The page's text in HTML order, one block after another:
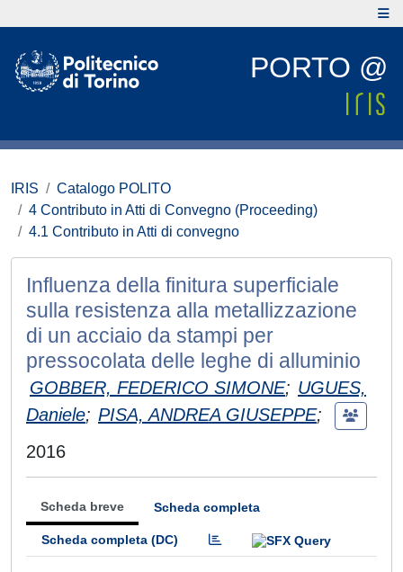
PORTO @
IRIS
Catalogo POLITO
4 Contributo in Atti di Convegno (Proceeding)
4.1 Contributo in Atti di convegno
Influenza della finitura superficiale
sulla resistenza alla metallizzazione
di un acciaio da stampi per
pressocolata delle leghe di alluminio
GOBBER, FEDERICO SIMONE; UGUES,
Daniele; PISA, ANDREA GIUSEPPE;
2016
Scheda breve Scheda completa
Scheda completa (DC)